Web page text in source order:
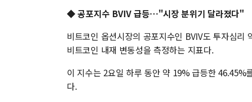
◆공포지수 BVIV 급등…"시장 분위기 달라졌다"
비트코인 옵션시장의 공포지수인 BVIV도 투자심리
비트코인 내재 변동성을 측정하는 지표다.
이 지수는 2요일 하루 동안 약 19% 급등한 46.45%
다.